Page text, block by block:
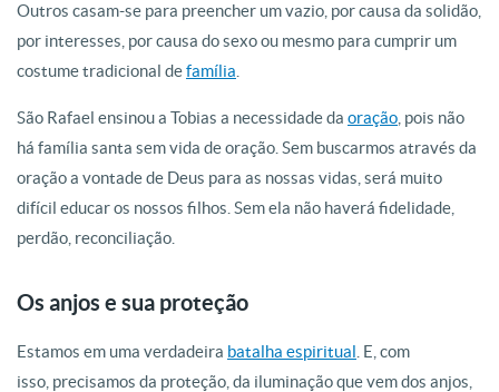
Outros casam-se para preencher um vazio, por causa da solidão,
por interesses, por causa do sexo ou mesmo para cumprir um
costume tradicional defamília
São Rafael ensinou a Tobias a necessidade da oração , pois não
há família santa sem vida de oração. Sem buscarmos através da
oração a vontade de Deus para as nossas vidas, será muito
difícil educar os nossos filhos. Sem ela não haverá fidelidade,
perdão, reconciliação.
Os anjos e sua proteção
Estamos em uma verdadeira batalha espiritual . E, com
isso, precisamos da proteção, da iluminação que vem dos anjos,